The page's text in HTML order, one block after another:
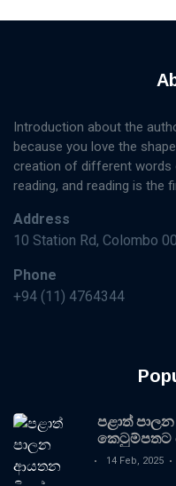
Introduction about the
because you love the
creation of different words
reading, and reading is the
Address
10 Station Rd, Colombo
Phone
+94 (11) 4764344
පළාත්
කෙටුම්පතට
14 Feb, 2025